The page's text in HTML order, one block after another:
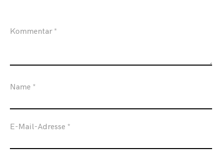
Kommentar *
Name *
E-Mail-Adresse *